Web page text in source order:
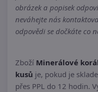
obrázek a popisek
neváhejte nás
odpovědi se dočkáte co
Zboží Minerálové
kusů je, pokud je
přes PPL do 12 hodin.